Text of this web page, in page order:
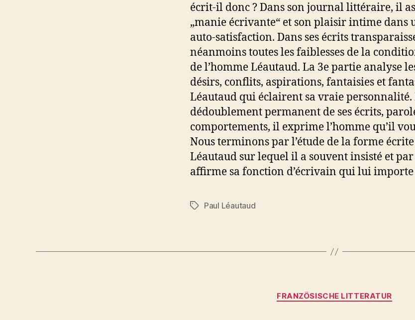
écrit-il donc ? Dans son journal littéraire, il
„manie écrivante“ et son plaisir intime dans
auto-satisfaction. Dans ses écrits
néanmoins toutes les faiblesses de la
de l’homme Léautaud. La 3e partie analyse
désirs, conflits, aspirations, fantaisies et
Léautaud qui éclairent sa vraie personnalité.
dédoublement permanent de ses écrits,
comportements, il exprime l’homme qu’il
Nous terminons par l’étude de la forme
Léautaud sur lequel il a souvent insisté et
affirme sa fonction d’écrivain qui lui
Schlagwörter
Paul Léautaud
Kategorien
FRANZÖSISCHE LITTERATUR